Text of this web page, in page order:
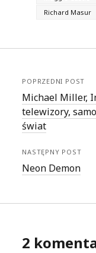
Richard Masur
POPRZEDNI POST
Michael Miller,
telewizory,
świat
NASTĘPNY POST
Neon Demon
2